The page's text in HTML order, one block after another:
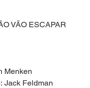
VÃO ESCAPAR
Menken
Jack Feldman